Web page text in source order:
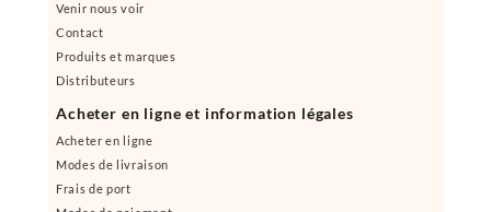
Venir nous voir
Contact
Produits et marques
Distributeurs
Acheter en ligne et information légales
Acheter en ligne
Modes de livraison
Frais de port